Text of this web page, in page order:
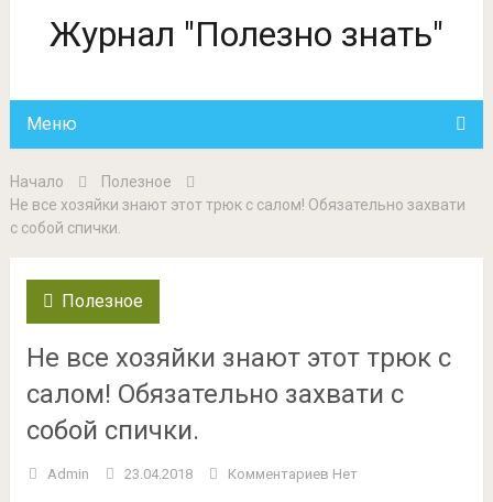
Журнал "Полезно знать"
Меню
Начало
Полезное
Не все хозяйки знают этот трюк с салом! Обязательно захвати
с собой спички.
Полезное
Не все хозяйки знают этот трюк с
салом! Обязательно захвати с
собой спички.
Admin 23.04.2018 Комментариев Нет